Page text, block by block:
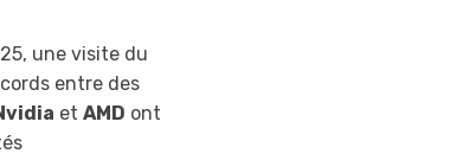
une visite du
entre des
et AMD ont